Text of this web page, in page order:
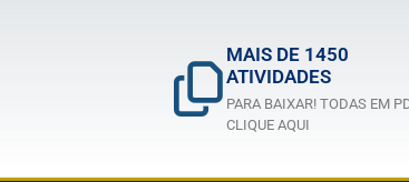
MAIS DE 1450
ATIVIDADES
PARA BAIXAR! TODAS EM
CLIQUE AQUI